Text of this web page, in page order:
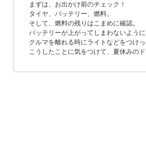
まずは、お出かけ前のチェック！
タイヤ、バッテリー、燃料。
そして、燃料の残りはこまめに確認。
バッテリーが上がってしまわないように
クルマを離れる時にライトなどをつけ
こうしたことに気をつけて、夏休みの